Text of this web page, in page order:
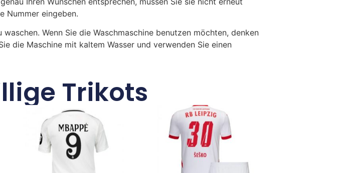
Nummer eingeben.
Wenn Sie die Waschmaschine benutzen möchten, denken
die Maschine mit kaltem Wasser und verwenden Sie einen
Trikots